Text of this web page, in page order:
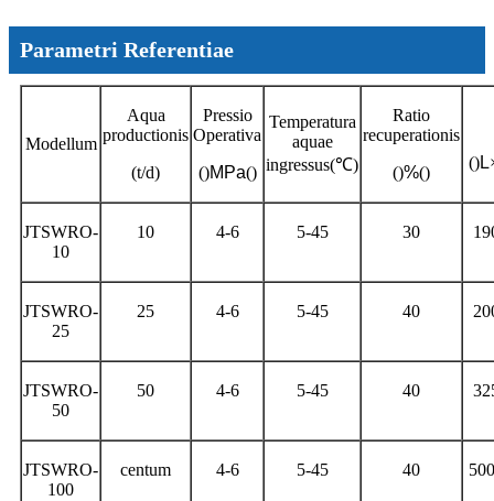
Parametri Referentiae
Modellum
Aqua
productionis
(t/d)
Pressio
Operativa
()MPa()
Temperatura
aquae
ingressus(℃)
Ratio
recuperationis
()%()
()L
JTSWRO-
10
10 4-6 5-45 30
JTSWRO-
25
25 4-6 5-45 40
JTSWRO-
50
50 4-6 5-45 40
JTSWRO-
100
centum 4-6 5-45 40